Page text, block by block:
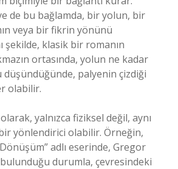
de bu bağlamda, bir yolun, bir
veya bir fikrin yönünü
şekilde, klasik bir romanın
ortasında, yolun ne kadar
palyenin çizdiği
olabilir.
olarak, yalnızca fiziksel değil, aynı
yönlendirici olabilir. Örneğin,
adlı eserinde, Gregor
bulunduğu durumla, çevresindeki